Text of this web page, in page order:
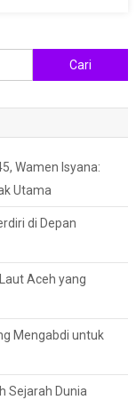
untuk:
Wamen Isyana:
Utama
di Depan
Aceh yang
Mengabdi untuk
Sejarah Dunia